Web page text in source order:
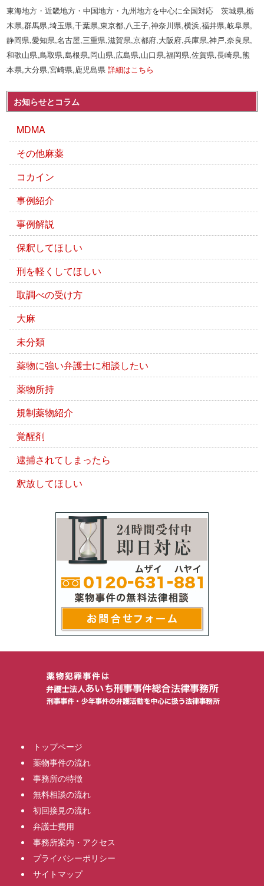
東海地方・近畿地方・中国地方・九州地方を中心に全国対応 茨城県,栃
木県,群馬県,埼玉県,千葉県,東京都,八王子,神奈川県,横浜,福井県,岐阜県,
静岡県,愛知県,名古屋,三重県,滋賀県,京都府,大阪府,兵庫県,神戸,奈良県,
和歌山県,鳥取県,島根県,岡山県,広島県,山口県,福岡県,佐賀県,長崎県,熊
本県,大分県,宮崎県,鹿児島県詳細はこちら
お知らせとコラム
MDMA
その他麻薬
コカイン
事例紹介
事例解説
保釈してほしい
刑を軽くしてほしい
取調べの受け方
大麻
未分類
薬物に強い弁護士に相談したい
薬物所持
規制薬物紹介
覚醒剤
逮捕されてしまったら
釈放してほしい
トップページ
薬物事件の流れ
事務所の特徴
無料相談の流れ
初回接見の流れ
弁護士費用
事務所案内・アクセス
プライバシーポリシー
サイトマップ